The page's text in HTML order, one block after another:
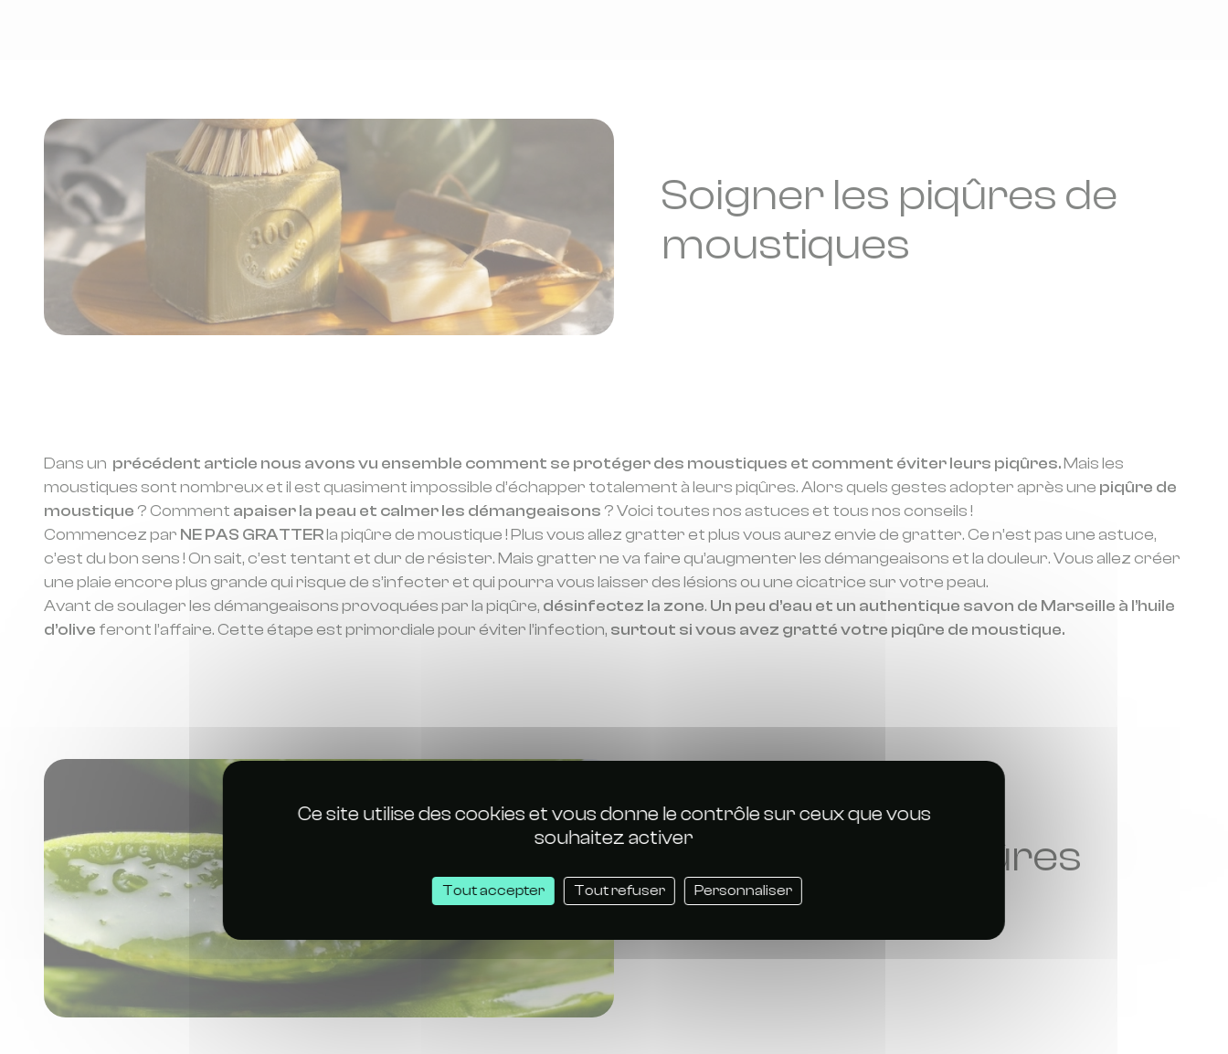
Ce site utilise des cookies et vous donne le contrôle sur ceux que vous
souhaitez activer
Tout accepter Tout refuser Personnaliser
Soigner les piqûres de
moustiques
Dans un précédent article nous avons vu ensemble comment se protéger des moustiques et comment éviter leurs piqûres.Mais les
moustiques sont nombreux et il est quasiment impossible d’échapper totalement à leurs piqûres. Alors quels gestes adopter après une piqûre de
moustique ? Comment apaiser la peau et calmer les démangeaisons ? Voici toutes nos astuces et tous nos conseils !
Commencez par NE PAS GRATTERla piqûre de moustique ! Plus vous allez gratter et plus vous aurez envie de gratter. Ce n’est pas une astuce,
c’est du bon sens ! On sait, c’est tentant et dur de résister. Mais gratter ne va faire qu’augmenter les démangeaisons et la douleur. Vous allez créer
une plaie encore plus grande qui risque de s’infecter et qui pourra vous laisser des lésions ou une cicatrice sur votre peau.
Avant de soulager les démangeaisons provoquées par la piqûre, désinfectez la zone. Un peu d’eau et un authentique savon de Marseille à l’huile
d’olive feront l’affaire. Cette étape est primordiale pour éviter l’infection, surtout si vous avez gratté votre piqûre de moustique.
Soulager les piqûres
de moustiques